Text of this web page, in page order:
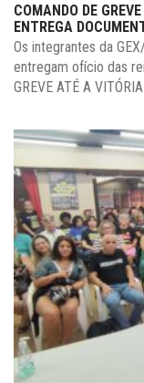
COMANDO DE
ENTREGA
Os integrantes da
entregam ofício das
GREVE ATÉ A